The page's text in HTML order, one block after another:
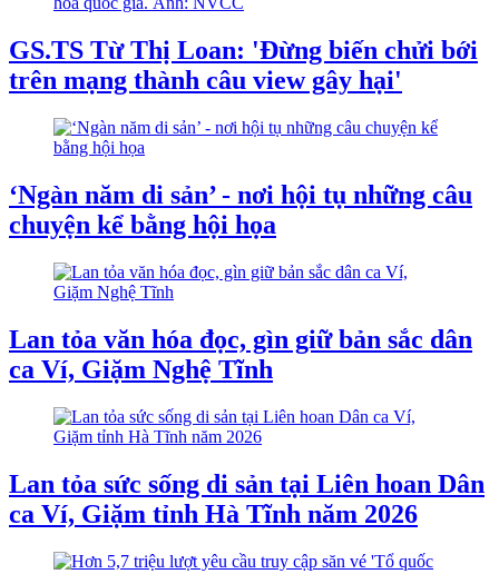
GS.TS Từ Thị Loan: 'Đừng biến chửi bới
trên mạng thành câu view gây hại'
‘Ngàn năm di sản’ - nơi hội tụ những câu
chuyện kể bằng hội họa
Lan tỏa văn hóa đọc, gìn giữ bản sắc dân
ca Ví, Giặm Nghệ Tĩnh
Lan tỏa sức sống di sản tại Liên hoan Dân
ca Ví, Giặm tỉnh Hà Tĩnh năm 2026